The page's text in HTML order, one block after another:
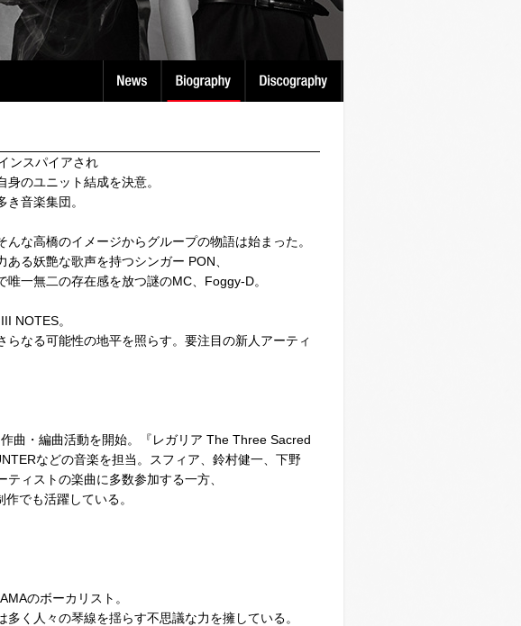
ンスパイアされ
のユニット結成を決意。
音楽集団。
な高橋のイメージからグループの物語は始まった。
る妖艶な歌声を持つシンガー PON、
一無二の存在感を放つ謎のMC、Foggy-D。
NOTES。
なる可能性の地平を照らす。要注目の新人アーティ
曲・編曲活動を開始。『レガリア The Three Sacred
などの音楽を担当。スフィア、鈴村健一、下野
ィストの楽曲に多数参加する一方、
でも活躍している。
のボーカリスト。
く人々の琴線を揺らす不思議な力を擁している。